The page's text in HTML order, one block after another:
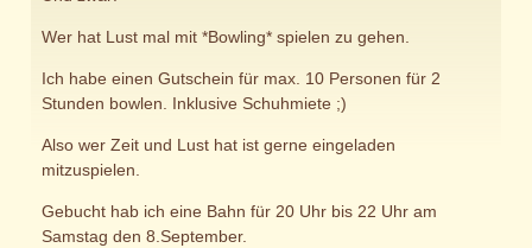
Wer hat Lust mal mit *Bowling* spielen zu gehen.
Ich habe einen Gutschein für max. 10 Personen für 2
Stunden bowlen. Inklusive Schuhmiete ;)
Also wer Zeit und Lust hat ist gerne eingeladen
mitzuspielen.
Gebucht hab ich eine Bahn für 20 Uhr bis 22 Uhr am
Samstag den 8.September.